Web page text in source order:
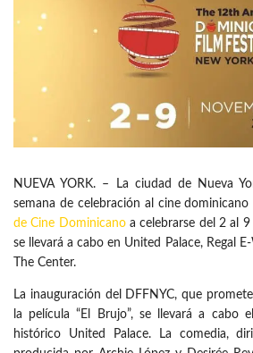
NUEVA YORK. – La ciudad de Nueva
semana de celebración al cine
de Cine Dominicanoa celebrarse del 2 al
se llevará a cabo en United Palace, Regal
The Center.
La inauguración del DFFNYC, que
la película “El Brujo”, se llevará a cabo
histórico United Palace. La comedia,